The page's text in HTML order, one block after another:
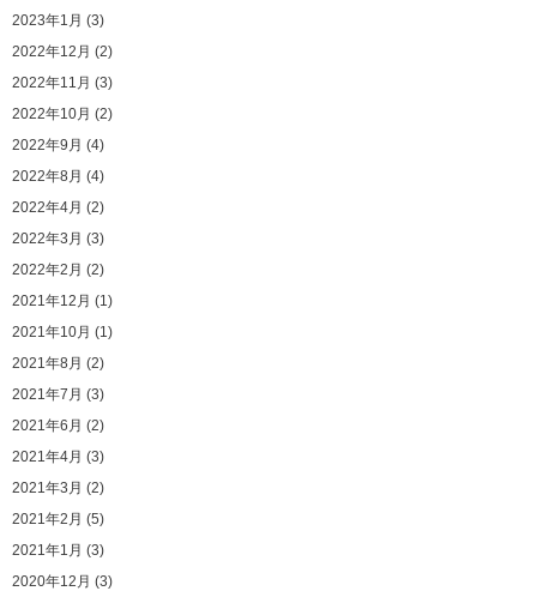
2023年1月 (3)
2022年12月 (2)
2022年11月 (3)
2022年10月 (2)
2022年9月 (4)
2022年8月 (4)
2022年4月 (2)
2022年3月 (3)
2022年2月 (2)
2021年12月 (1)
2021年10月 (1)
2021年8月 (2)
2021年7月 (3)
2021年6月 (2)
2021年4月 (3)
2021年3月 (2)
2021年2月 (5)
2021年1月 (3)
2020年12月 (3)